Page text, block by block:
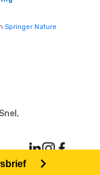
Springer Nature